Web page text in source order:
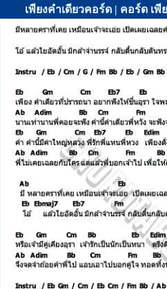
เพียงคำเดียวคอร์ด | คอร์ด เ